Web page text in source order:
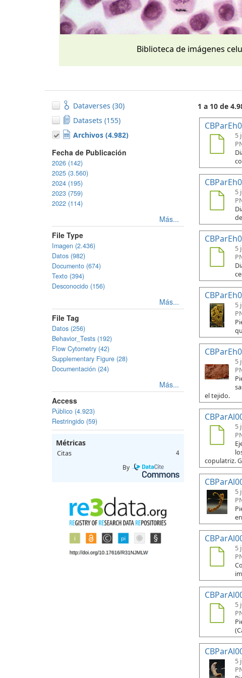
Biblioteca de imágenes
Dataverses (30)
Datasets (155)
Archivos (4.982)
Fecha de Publicación
2026 (142)
2025 (3.560)
2024 (195)
2023 (759)
2022 (114)
Más...
File Type
Imagen (2.436)
Datos (982)
Documento (674)
Texto (394)
Desconocido (156)
Más...
File Tag
Datos (256)
Behavior_Tests (192)
Flow Cytometry (42)
Supplementary Figure (28)
Documentación (24)
Más...
Access
Público (4.923)
Restringido (59)
Métricas
Citas 4
By
1 a 10 de
5
5
5
5
5
el tejido.
5
copulatriz.
5
5
5
5